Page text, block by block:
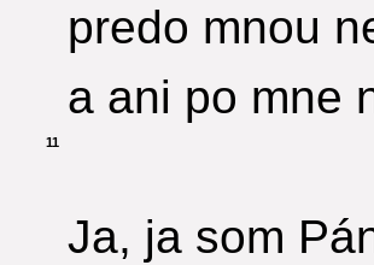
predo mnou
a ani po mne
11
Ja, ja som